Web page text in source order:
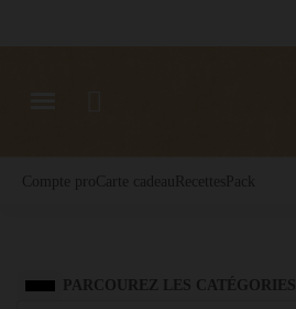
Compte pro Carte cadeau Recettes Pack
PARCOUREZ LES CATÉGORIES